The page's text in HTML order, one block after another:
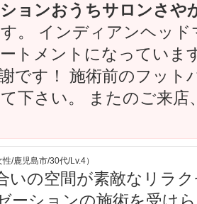
ョンおうちサロンさや
。 インディアンヘッ
トメントになっていま
です！ 施術前のフット
下さい。 またのご来
/鹿児島市/30代/Lv.4）
いの空間が素敵なリラ